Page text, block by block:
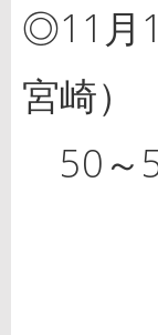
◎11月
宮崎）
50～